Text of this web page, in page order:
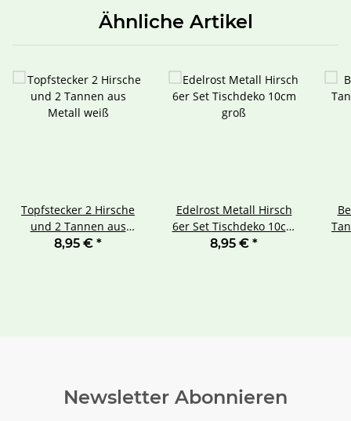
Ähnliche Artikel
Topfstecker 2 Hirsche
und 2 Tannen aus
Metall weiß
8,95 € *
Edelrost Metall Hirsch
6er Set Tischdeko 10cm
groß
8,95 € *
Newsletter Abonnieren